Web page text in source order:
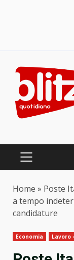
content
PRIMARY
Home » Poste
a tempo
candidature
Economia Lavoro